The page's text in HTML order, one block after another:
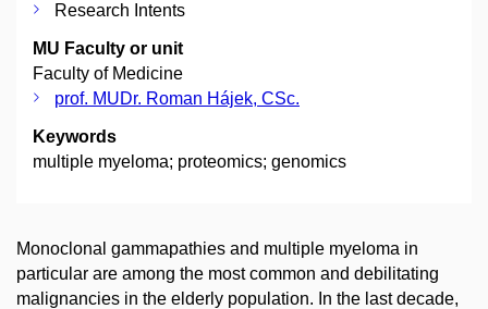
Research Intents
MU Faculty or unit
Faculty of Medicine
prof. MUDr. Roman Hájek, CSc.
Keywords
multiple myeloma; proteomics; genomics
Monoclonal gammapathies and multiple myeloma in
particular are among the most common and debilitating
malignancies in the elderly population. In the last decade,